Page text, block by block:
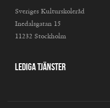
Sveriges Kulturskoleråd
Inedalsgatan 15
11232 Stockholm
Lediga tjänster